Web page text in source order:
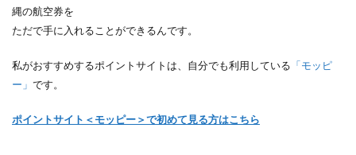
縄の航空券を
ただで手に入れることができるんです。
私がおすすめするポイントサイトは、自分でも利用している 「モッピ
ー」 です。
ポイントサイト＜モッピー＞で初めて見る方はこちら